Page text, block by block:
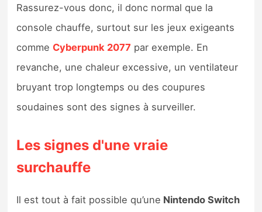
Rassurez-vous donc, il donc normal que la
console chauffe, surtout sur les jeux exigeants
comme Cyberpunk 2077 par exemple. En
revanche, une chaleur excessive, un ventilateur
bruyant trop longtemps ou des coupures
soudaines sont des signes à surveiller.
Les signes d'une vraie
surchauffe
Il est tout à fait possible qu’une Nintendo Switch